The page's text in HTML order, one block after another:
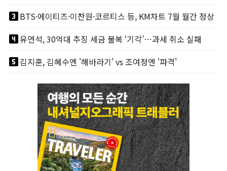
looks_3BTS·에이티즈·이찬원·코르티스 등, KM차트 7월 월간 정상
looks_4유연석, 30억대 추징 세금 불복 ‘기각’…과세 취소 실패
looks_5김지훈, 김혜수엔 '해바라기' vs 조여정엔 '파격'